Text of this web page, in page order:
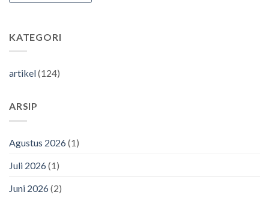
KATEGORI
artikel(124)
ARSIP
Agustus 2026(1)
Juli 2026(1)
Juni 2026(2)